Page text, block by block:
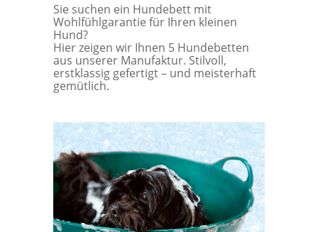
Sie suchen ein Hundebett mit
Wohlfühlgarantie für Ihren kleinen
Hund?
Hier zeigen wir Ihnen 5 Hundebetten
aus unserer Manufaktur. Stilvoll,
erstklassig gefertigt – und meisterhaft
gemütlich.